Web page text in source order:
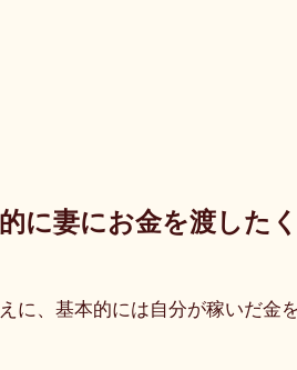
に妻にお金を渡した
に、基本的には自分が稼いだ金